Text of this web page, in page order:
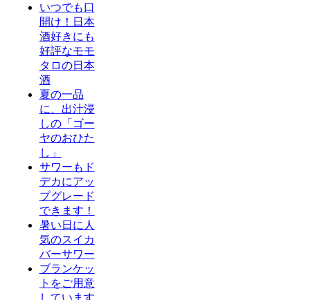
いつでも口
開け！日本
酒好きにも
好評なモモ
タロの日本
酒
夏の一品
に、出汁浸
しの「ゴー
ヤのおひた
し」
サワーもド
デカにアッ
プグレード
できます！
暑い日に人
気のスイカ
バーサワー
ブランケッ
トをご用意
しています